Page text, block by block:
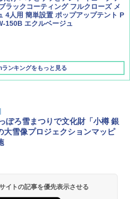
ラックコーティング フルクローズ メ
4人用 簡単設置 ポップアップテント P
150B エクルベージュ
ンキングをもっと見る
ステンレス保冷剤 2個セット 2
ューアル 急速冷凍 空間倍増 衛生的
クト 保冷力長持ち
バンドック)ソロ ドーム 1 EX BDK
ドーム型 テント
ぽろ雪まつりで文化財「小樽 銀
大雪像プロジェクションマッピ
イトの記事を優先表示させる